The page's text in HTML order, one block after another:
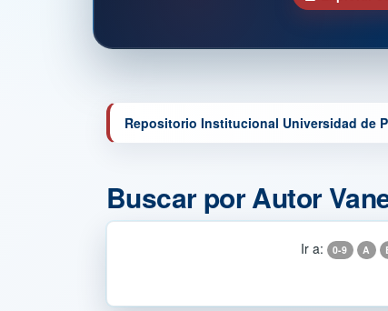
Repositorio Institucional Universidad de
Buscar por Autor
Ir a: 0-9 A